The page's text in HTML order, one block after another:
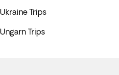
Ukraine Trips
Ungarn Trips